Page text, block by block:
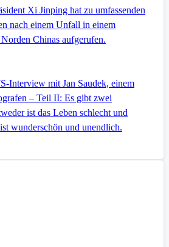
Xi Jinping hat zu umfassenden
nach einem Unfall in einem
Chinas aufgerufen.
Interview mit Jan Saudek, einem
– Teil II: Es gibt zwei
ist das Leben schlecht und
wunderschön und unendlich.